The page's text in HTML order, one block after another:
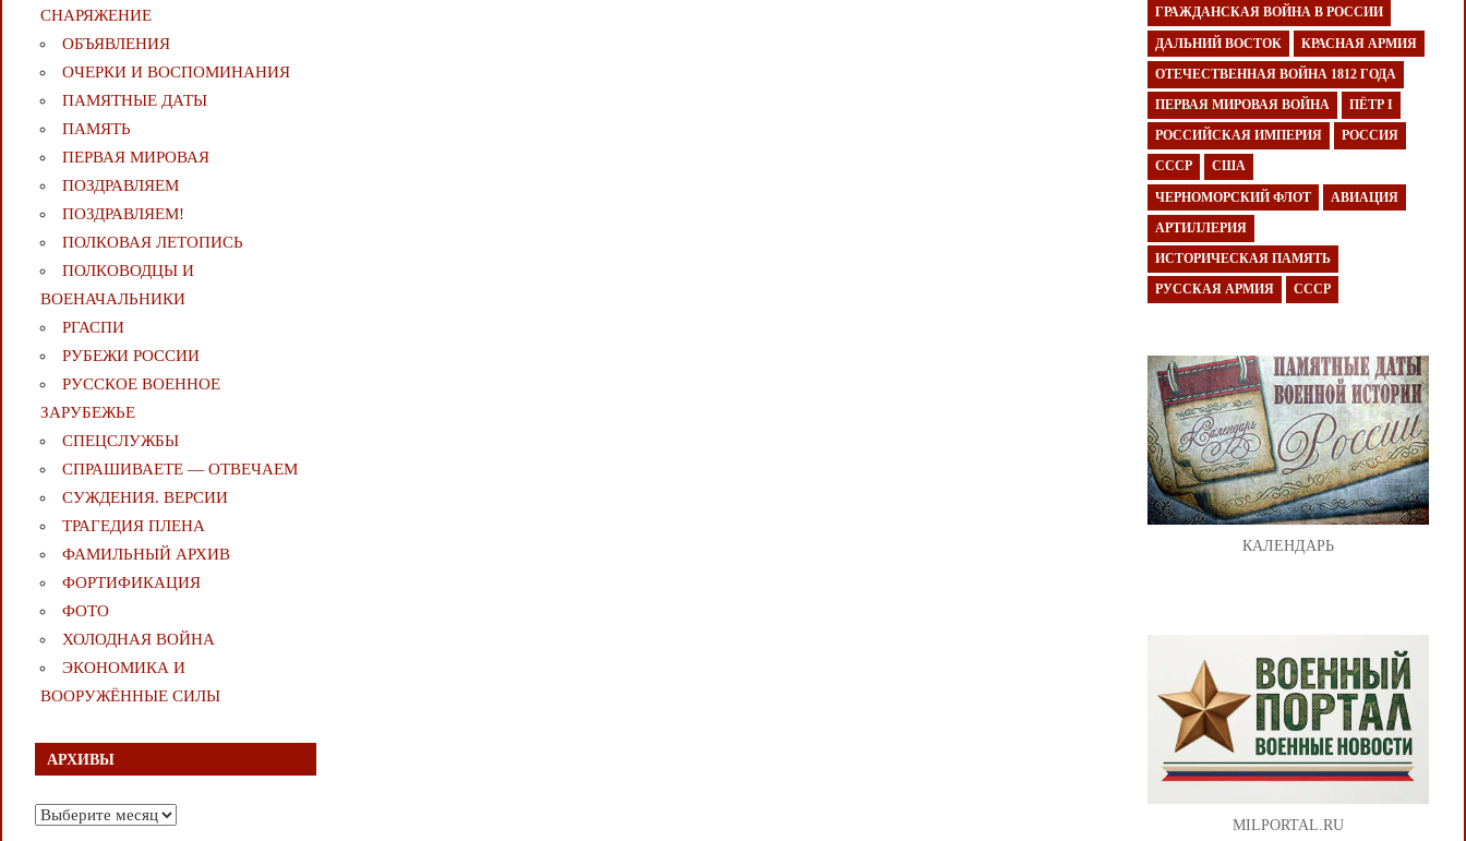
СНАРЯЖЕНИЕ
ОБЪЯВЛЕНИЯ
ОЧЕРКИ И ВОСПОМИНАНИЯ
ПАМЯТНЫЕ ДАТЫ
ПАМЯТЬ
ПЕРВАЯ МИРОВАЯ
ПОЗДРАВЛЯЕМ
ПОЗДРАВЛЯЕМ!
ПОЛКОВАЯ ЛЕТОПИСЬ
ПОЛКОВОДЦЫ И
ВОЕНАЧАЛЬНИКИ
РГАСПИ
РУБЕЖИ РОССИИ
РУССКОЕ ВОЕННОЕ
ЗАРУБЕЖЬЕ
СПЕЦСЛУЖБЫ
СПРАШИВАЕТЕ — ОТВЕЧАЕМ
СУЖДЕНИЯ. ВЕРСИИ
ТРАГЕДИЯ ПЛЕНА
ФАМИЛЬНЫЙ АРХИВ
ФОРТИФИКАЦИЯ
ФОТО
ХОЛОДНАЯ ВОЙНА
ЭКОНОМИКА И
ВООРУЖЁННЫЕ СИЛЫ
АРХИВЫ
Архивы
ГРАЖДАНСКАЯ ВОЙНА В РОССИИ
ДАЛЬНИЙ ВОСТОК КРАСНАЯ АРМИЯ
ОТЕЧЕСТВЕННАЯ ВОЙНА 1812 ГОДА
ПЕРВАЯ МИРОВАЯ ВОЙНА ПЁТР I
РОССИЙСКАЯ ИМПЕРИЯ РОССИЯ
СССР США
ЧЕРНОМОРСКИЙ ФЛОТ АВИАЦИЯ
АРТИЛЛЕРИЯ
ИСТОРИЧЕСКАЯ ПАМЯТЬ
РУССКАЯ АРМИЯ СССР
КАЛЕНДАРЬ
MILPORTAL.RU